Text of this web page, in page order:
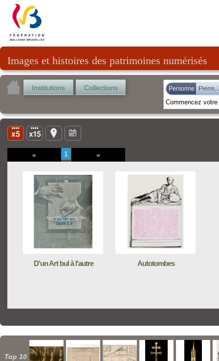
Images et histoires des patrimoines numérisés
Institutions Collections Personne Pierre,
« 1 »
D'un Art bul à l'autre Autotombes
Top 10